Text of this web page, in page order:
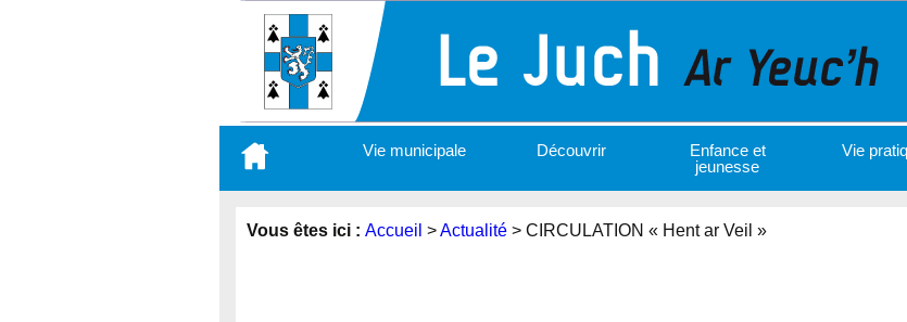
contenu
Vie municipale Découvrir
Enfance et
jeunesse
Vie
Vous êtes ici : Accueil >Actualité> CIRCULATION « Hent ar Veil »